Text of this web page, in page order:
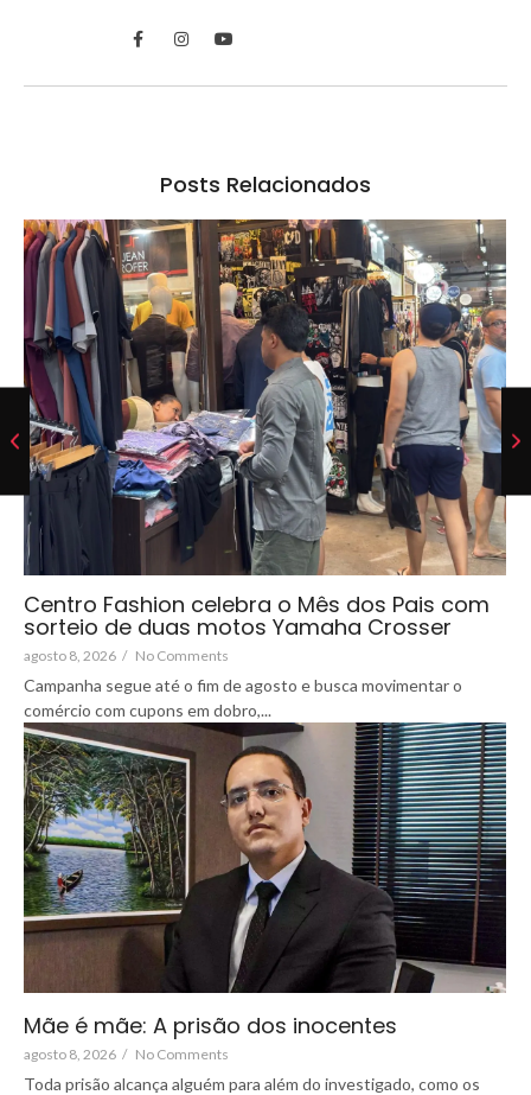
Posts Relacionados
Centro Fashion celebra o Mês dos Pais com
sorteio de duas motos Yamaha Crosser
agosto 8, 2026 / No Comments
Campanha segue até o fim de agosto e busca movimentar o
comércio com cupons em dobro,...
Mãe é mãe: A prisão dos inocentes
agosto 8, 2026 / No Comments
Toda prisão alcança alguém para além do investigado, como os